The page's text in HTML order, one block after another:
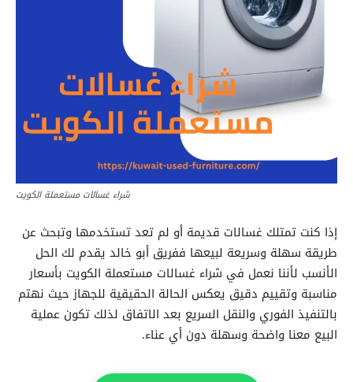
شراء غسالات مستعملة الكويت
إذا كنت تمتلك غسالات قديمة أو لم تعد تستخدمها وتبحث عن
طريقة سهلة وسريعة لبيعها ففريق أبو خالد يقدم لك الحل
الأنسب لأننا نعمل في شراء غسالات مستعملة الكويت بأسعار
مناسبة وتقييم دقيق يعكس الحالة الحقيقية للجهاز حيث نهتم
بالتنفيذ الفوري والنقل السريع بعد الاتفاق لذلك تكون عملية
البيع معنا واضحة وسهلة دون أي عناء.